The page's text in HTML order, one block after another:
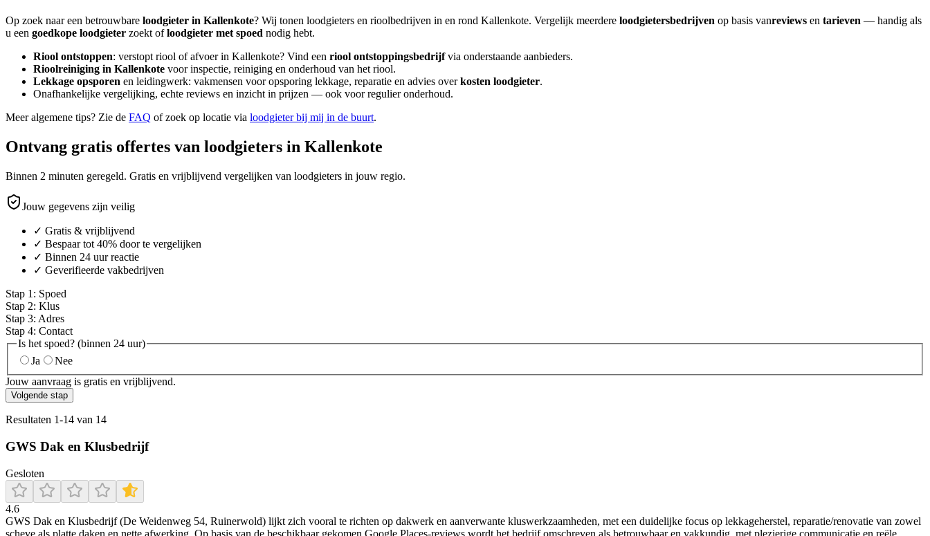
Op zoek naar een betrouwbare loodgieter in Kallenkote? Wij tonen loodgieters en rioolbedrijven in en rond Kallenkote. Vergelijk meerdere loodgietersbedrijven op basis vanreviews en tarieven — handig als
u een goedkope loodgieter zoekt ofloodgieter met spoed nodig hebt.
Riool ontstoppen: verstopt riool of afvoer in Kallenkote? Vind een riool ontstoppingsbedrijfvia onderstaande aanbieders.
Rioolreiniging in Kallenkote voor inspectie, reiniging en onderhoud van het riool.
Lekkage opsporen en leidingwerk: vakmensen voor opsporing lekkage, reparatie en advies overkosten loodgieter.
Onafhankelijke vergelijking, echte reviews en inzicht in prijzen — ook voor regulier onderhoud.
Meer algemene tips? Zie de FAQ of zoek op locatie via loodgieter bij mij in de buurt.
Ontvang gratis offertes van loodgieters in Kallenkote
Binnen 2 minuten geregeld. Gratis en vrijblijvend vergelijken van loodgieters in jouw regio.
Jouw gegevens zijn veilig
✓ Gratis & vrijblijvend
✓ Bespaar tot 40% door te vergelijken
✓ Binnen 24 uur reactie
✓ Geverifieerde vakbedrijven
Stap 1 : Spoed
Stap 2: Klus
Stap 3: Adres
Stap 4: Contact
Is het spoed? (binnen 24 uur)
Ja
Nee
Jouw aanvraag is gratis en vrijblijvend.
Volgende stap
Resultaten 1-14 van 14
GWS Dak en Klusbedrijf
Gesloten
4.6
GWS Dak en Klusbedrijf (De Weidenweg 54, Ruinerwold) lijkt zich vooral te richten op dakwerk en aanverwante kluswerkzaamheden, met een duidelijke focus op lekkageherstel, reparatie/renovatie van zowel
scheve als platte daken en nette afwerking. Op basis van de beschikbaar gekomen Google Places-reviews wordt het bedrijf omschreven als betrouwbaar en vakkundig, met plezierige communicatie en reële